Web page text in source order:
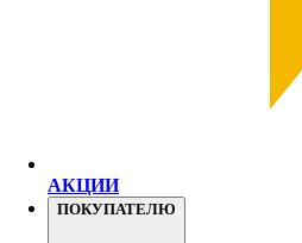
АКЦИИ
ПОКУПАТЕЛЮ